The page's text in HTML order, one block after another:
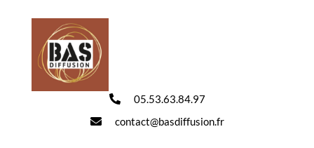
05.53.63.84.97
contact@basdiffusion.fr